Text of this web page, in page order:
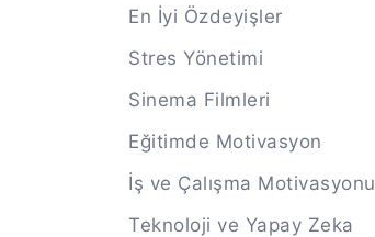
En İyi Özdeyişler
Stres Yönetimi
Sinema Filmleri
Eğitimde Motivasyon
İş ve Çalışma Motivasyonu
Teknoloji ve Yapay Zeka